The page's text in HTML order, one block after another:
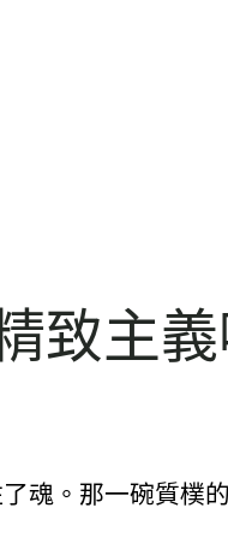
致主義
魂。那一碗質樸